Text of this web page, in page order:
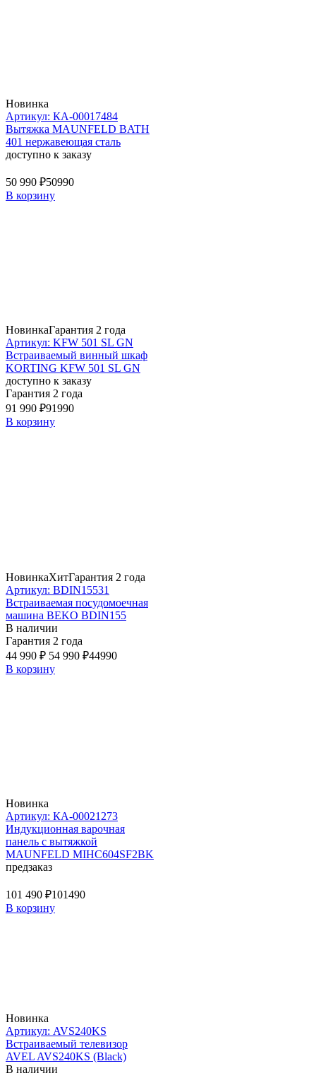
Новинка
Артикул: КА-00017484
Вытяжка MAUNFELD BATH
401 нержавеющая сталь
доступно к заказу
50 990 ₽50990
В корзину
НовинкаГарантия 2 года
Артикул: KFW 501 SL GN
Встраиваемый винный шкаф
KORTING KFW 501 SL GN
доступно к заказу
Гарантия 2 года
91 990 ₽91990
В корзину
НовинкаХитГарантия 2 года
Артикул: BDIN15531
Встраиваемая посудомоечная
машина BEKO BDIN155
В наличии
Гарантия 2 года
44 990 ₽ 54 990 ₽44990
В корзину
Новинка
Артикул: КА-00021273
Индукционная варочная
панель с вытяжкой
MAUNFELD MIHC604SF2BK
предзаказ
101 490 ₽101490
В корзину
Новинка
Артикул: AVS240KS
Встраиваемый телевизор
AVEL AVS240KS (Black)
В наличии